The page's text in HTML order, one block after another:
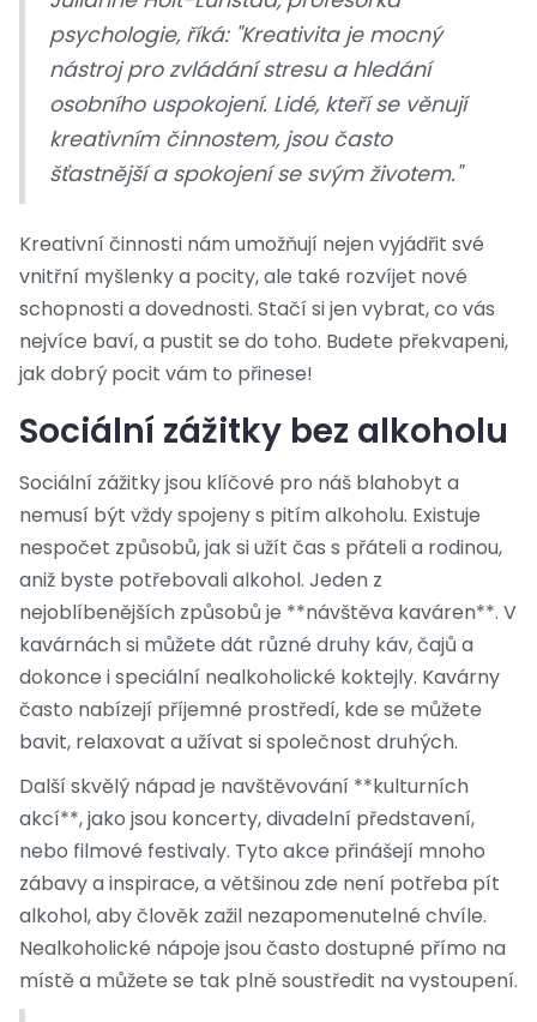
psychologie, říká: "Kreativita je mocný
nástroj pro zvládání stresu a hledání
osobního uspokojení. Lidé, kteří se věnují
kreativním činnostem, jsou často
šťastnější a spokojení se svým životem."
Kreativní činnosti nám umožňují nejen vyjádřit své
vnitřní myšlenky a pocity, ale také rozvíjet nové
schopnosti a dovednosti. Stačí si jen vybrat, co vás
nejvíce baví, a pustit se do toho. Budete překvapeni,
jak dobrý pocit vám to přinese!
Sociální zážitky bez alkoholu
Sociální zážitky jsou klíčové pro náš blahobyt a
nemusí být vždy spojeny s pitím alkoholu. Existuje
nespočet způsobů, jak si užít čas s přáteli a rodinou,
aniž byste potřebovali alkohol. Jeden z
nejoblíbenějších způsobů je **návštěva kaváren**. V
kavárnách si můžete dát různé druhy káv, čajů a
dokonce i speciální nealkoholické koktejly. Kavárny
často nabízejí příjemné prostředí, kde se můžete
bavit, relaxovat a užívat si společnost druhých.
Další skvělý nápad je navštěvování **kulturních
akcí**, jako jsou koncerty, divadelní představení,
nebo filmové festivaly. Tyto akce přinášejí mnoho
zábavy a inspirace, a většinou zde není potřeba pít
alkohol, aby člověk zažil nezapomenutelné chvíle.
Nealkoholické nápoje jsou často dostupné přímo na
místě a můžete se tak plně soustředit na vystoupení.